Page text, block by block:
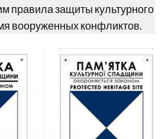
правила защиты культурного
вооруженных конфликтов.